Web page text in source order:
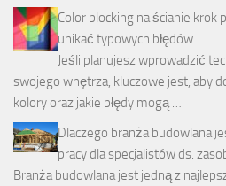
Color blocking na ścianie krok
unikać typowych błędów
Jeśli planujesz wprowadzić
swojego wnętrza, kluczowe jest, aby
kolory oraz jakie błędy mogą …
Dlaczego branża budowlana
pracy dla specjalistów ds.
Branża budowlana jest jedną z